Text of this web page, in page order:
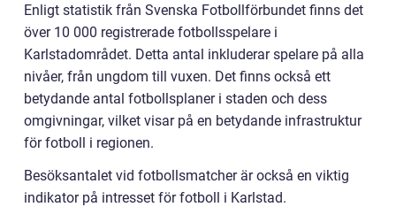
Enligt statistik från Svenska Fotbollförbundet finns det
över 10 000 registrerade fotbollsspelare i
Karlstadområdet. Detta antal inkluderar spelare på alla
nivåer, från ungdom till vuxen. Det finns också ett
betydande antal fotbollsplaner i staden och dess
omgivningar, vilket visar på en betydande infrastruktur
för fotboll i regionen.
Besöksantalet vid fotbollsmatcher är också en viktig
indikator på intresset för fotboll i Karlstad.